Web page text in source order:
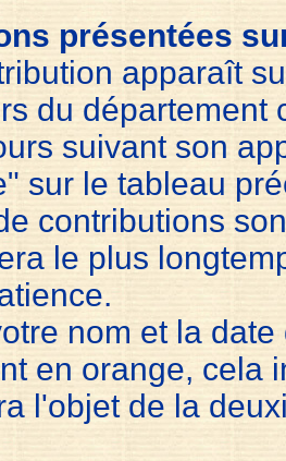
présentées
apparaît
du département
suivant son
sur le tableau
contributions
le plus
nom et la
en orange, cela
l'objet de la